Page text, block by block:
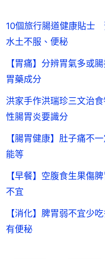
10個旅行腸道健康貼士
水土不服、便秘
【胃痛】分辨胃氣多
胃藥成分
洪家手作洪瑞珍三文治
性腸胃炎要識分
【腸胃健康】肚子痛不
能等
【早餐】空腹食生果
不宜
【消化】脾胃弱不宜少
有便秘